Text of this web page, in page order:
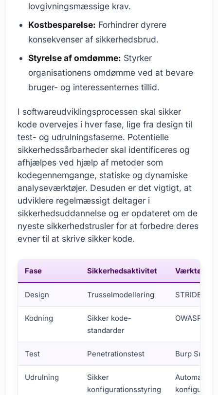
lovgivningsmæssige krav.
Kostbesparelse: Forhindrer dyrere
konsekvenser af sikkerhedsbrud.
Styrelse af omdømme: Styrker
organisationens omdømme ved at bevare
bruger- og interessenternes tillid.
I softwareudviklingsprocessen skal sikker
kode overvejes i hver fase, lige fra design til
test- og udrulningsfaserne. Potentielle
sikkerhedssårbarheder skal identificeres og
afhjælpes ved hjælp af metoder som
kodegennemgange, statiske og dynamiske
analyseværktøjer. Desuden er det vigtigt, at
udviklere regelmæssigt deltager i
sikkerhedsuddannelse og er opdateret om de
nyeste sikkerhedstrusler for at forbedre deres
evner til at skrive sikker kode.
Fase Sikkerhedsaktivitet Værktøjer/
Design Trusselmodellering STRIDE,
Kodning
Sikker kode-
standarder
OWASP,
Test Penetrationstest Burp Suite,
Udrulning
Sikker
konfigurationsstyring